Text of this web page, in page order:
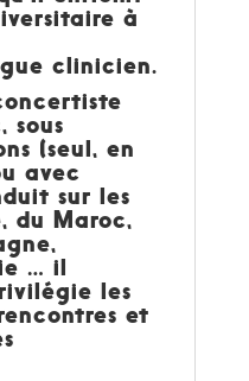
à
clinicien.
sous
(seul, en
avec
sur les
du Maroc,
… il
les
et